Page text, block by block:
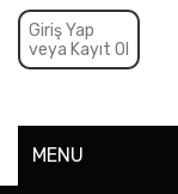
Giriş Yap
veya Kayıt Ol
MENU